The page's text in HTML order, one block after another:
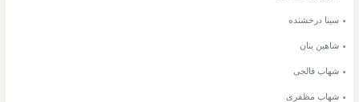
سینا درخشنده
شاهین بنان
شهاب فالجی
شهاب مظفری